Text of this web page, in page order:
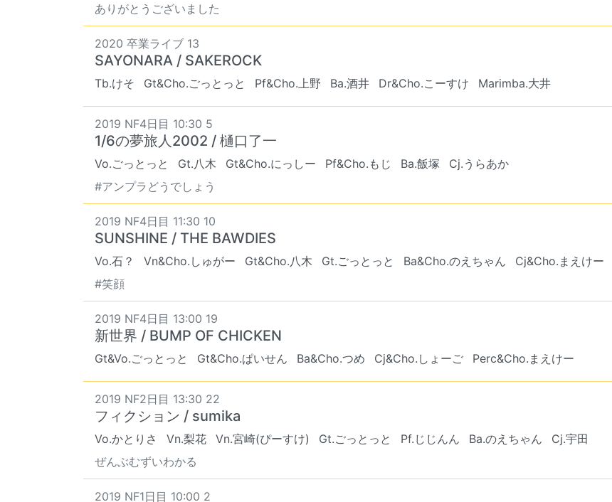
ありがとうございました
2020 卒業ライブ 13
SAYONARA / SAKEROCK
Tb.けそ Gt&Cho.ごっとっと Pf&Cho.上野 Ba.酒井 Dr&Cho.こーすけ Marimba.大井
2019 NF4日目 10:30 5
1/6の夢旅人2002 / 樋口了一
Vo.ごっとっと Gt.八木 Gt&Cho.にっしー Pf&Cho.もじ Ba.飯塚
Cj.うらあか
#アンプラどうでしょう
2019 NF4日目 11:30 10
SUNSHINE / THE BAWDIES
Vo.石？ Vn&Cho.しゅがー Gt&Cho.八木 Gt.ごっとっと Ba&Cho.のえちゃん
Cj&Cho.まえけー
#笑顔
2019 NF4日目 13:00 19
新世界 / BUMP OF CHICKEN
Gt&Vo.ごっとっと Gt&Cho.ぱいせん Ba&Cho.つめ Cj&Cho.しょーご Perc&Cho.まえけー
2019 NF2日目 13:30 22
フィクション / sumika
Vo.かとりさ Vn.梨花 Vn.宮崎(ぴーすけ) Gt.ごっとっと Pf.じじんん Ba.のえちゃん
Cj.宇田
ぜんぶむずいわかる
2019 NF1日目 10:00 2